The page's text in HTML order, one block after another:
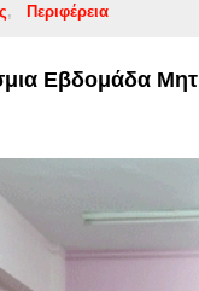
Περιφέρεια
Εβδομάδα